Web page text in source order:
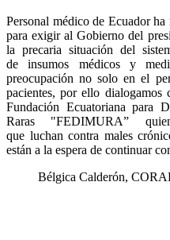
Personal médico de Ecuador ha
para exigir al Gobierno del
la precaria situación del
de insumos médicos y
preocupación no solo en el
pacientes, por ello dialogamos
Fundación Ecuatoriana para
Raras "FEDIMURA”
que luchan contra males
están a la espera de continuar
Bélgica Calderón,